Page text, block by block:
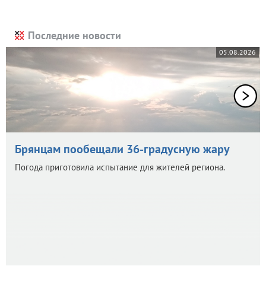
Последние новости
05.08.2026
Брянцам пообещали 36-градусную жару
Погода приготовила испытание для жителей региона.